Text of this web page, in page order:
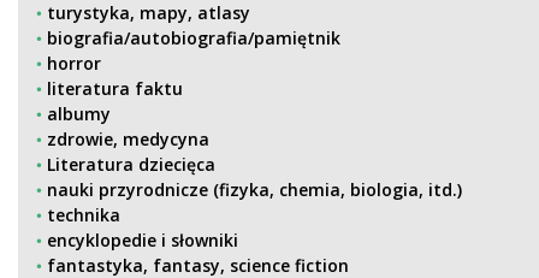
turystyka, mapy, atlasy
biografia/autobiografia/pamiętnik
horror
literatura faktu
albumy
zdrowie, medycyna
Literatura dziecięca
nauki przyrodnicze (fizyka, chemia, biologia, itd.)
technika
encyklopedie i słowniki
fantastyka, fantasy, science fiction